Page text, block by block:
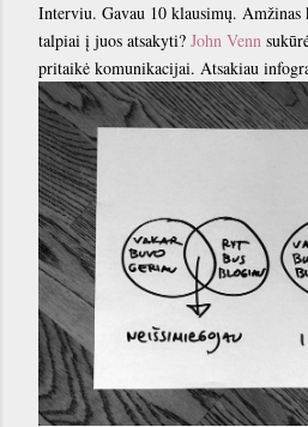
Interviu. Gavau 10 klausimų.
talpiai į juos atsakyti? John Venn
pritaikė komunikacijai. Atsakiau